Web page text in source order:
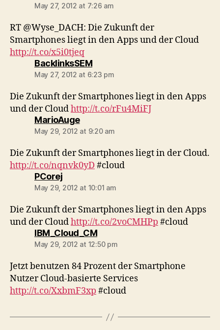
May 27, 2012 at 7:26 am
RT @Wyse_DACH: Die Zukunft der
Smartphones liegt in den Apps und der Cloud
http://t.co/x5i0tjeq
BacklinksSEMsays:
May 27, 2012 at 6:23 pm
Die Zukunft der Smartphones liegt in den Apps
und der Cloudhttp://t.co/rFu4MiFJ
MarioAugesays:
May 29, 2012 at 9:20 am
Die Zukunft der Smartphones liegt in der Cloud.
http://t.co/nqnvk0yD #cloud
PCorejsays:
May 29, 2012 at 10:01 am
Die Zukunft der Smartphones liegt in den Apps
und der Cloudhttp://t.co/2voCMHPp #cloud
IBM_Cloud_CMsays:
May 29, 2012 at 12:50 pm
Jetzt benutzen 84 Prozent der Smartphone
Nutzer Cloud-basierte Services
http://t.co/XxbmF3xp #cloud